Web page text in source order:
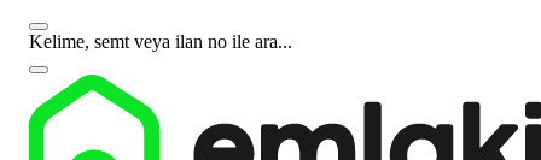
Kelime, semt veya ilan no ile ara...